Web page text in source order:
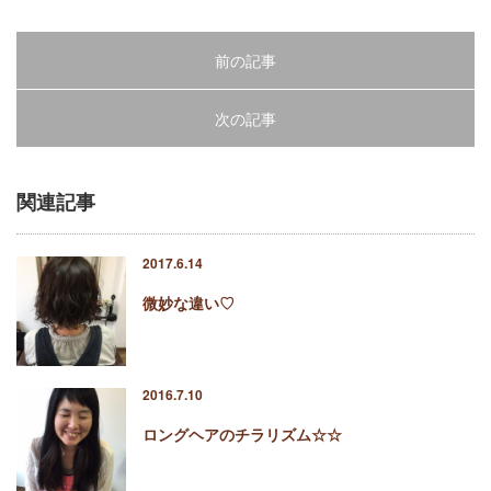
前の記事
次の記事
関連記事
2017.6.14
微妙な違い♡
2016.7.10
ロングヘアのチラリズム☆☆